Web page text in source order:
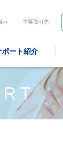
へ 主要取引先
ポート紹介